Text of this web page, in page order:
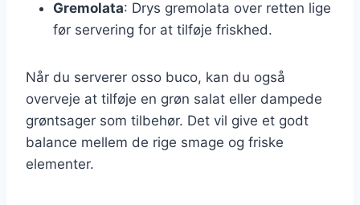
Gremolata: Drys gremolata over retten lige
før servering for at tilføje friskhed.
Når du serverer osso buco, kan du også
overveje at tilføje en grøn salat eller dampede
grøntsager som tilbehør. Det vil give et godt
balance mellem de rige smage og friske
elementer.